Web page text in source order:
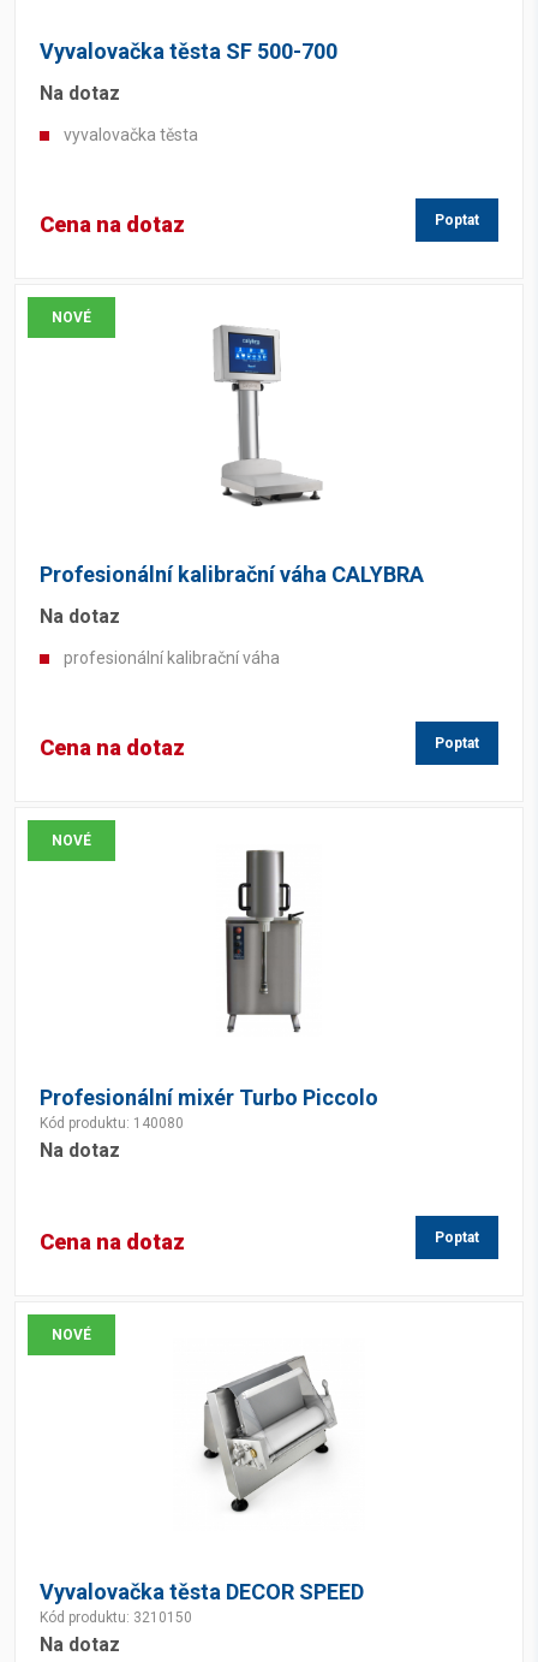
Vyvalovačka těsta SF 500-700
Na dotaz
vyvalovačka těsta
Cena na dotaz Poptat
NOVÉ
Profesionální kalibrační váha CALYBRA
Na dotaz
profesionální kalibrační váha
Cena na dotaz Poptat
NOVÉ
Profesionální mixér Turbo Piccolo
Kód produktu: 140080
Na dotaz
Cena na dotaz Poptat
NOVÉ
Vyvalovačka těsta DECOR SPEED
Kód produktu: 3210150
Na dotaz